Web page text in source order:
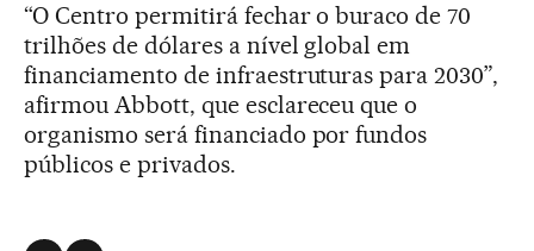
“O Centro permitirá fechar o buraco de 70
trilhões de dólares a nível global em
financiamento de infraestruturas para 2030”,
afirmou Abbott, que esclareceu que o
organismo será financiado por fundos
públicos e privados.